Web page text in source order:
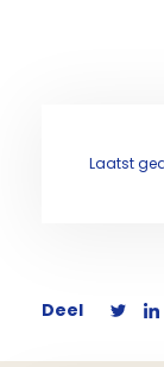
Laatst
Deel